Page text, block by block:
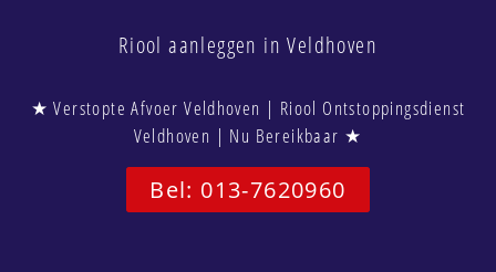
Riool aanleggen in Veldhoven
★ Verstopte Afvoer Veldhoven | Riool Ontstoppingsdienst
Veldhoven | Nu Bereikbaar ★
Bel: 013-7620960